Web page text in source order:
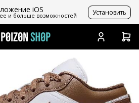
iOS
и больше возможностей Установить